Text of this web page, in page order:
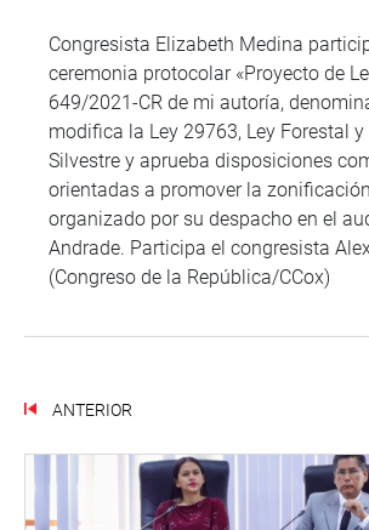
Congresista Elizabeth Medina
ceremonia protocolar «Proyecto de
649/2021-CR de mi autoría,
modifica la Ley 29763, Ley Forestal y
Silvestre y aprueba disposiciones
orientadas a promover la
organizado por su despacho en el
Andrade. Participa el congresista
(Congreso de la República/CCox)
ANTERIOR